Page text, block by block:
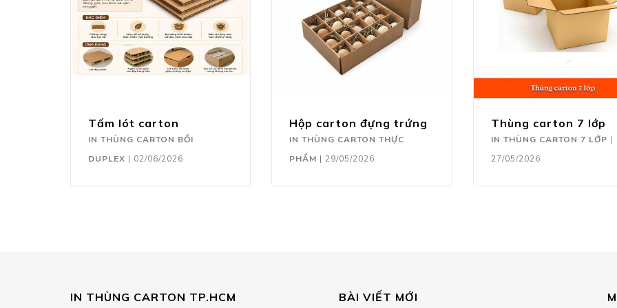
Tấm lót carton
IN THÙNG CARTON BỒI
DUPLEX | 02/06/2026
Hộp carton đựng trứng
IN THÙNG CARTON THỰC
PHẨM | 29/05/2026
Thùng carton 7 lớp
IN THÙNG CARTON 7 LỚP |
27/05/2026
IN THÙNG CARTON TP.HCM BÀI VIẾT MỚI